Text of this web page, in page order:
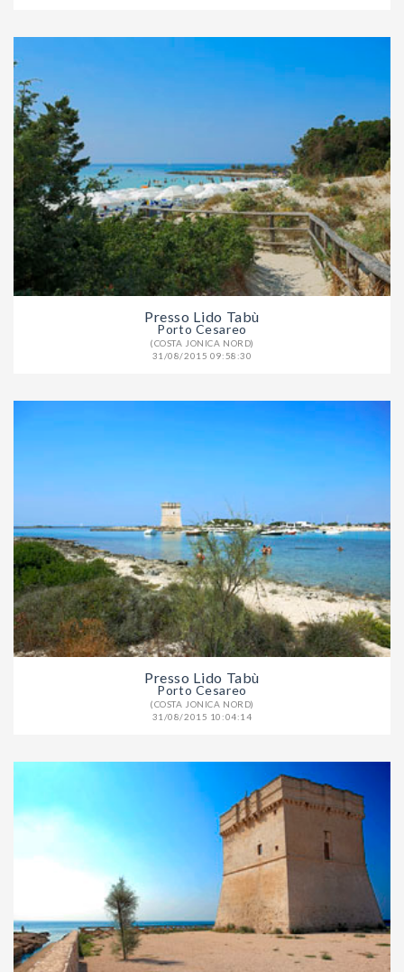
Presso Lido Tabù
Porto Cesareo
(COSTA JONICA NORD)
31/08/2015 09:58:30
Presso Lido Tabù
Porto Cesareo
(COSTA JONICA NORD)
31/08/2015 10:04:14